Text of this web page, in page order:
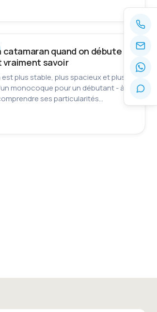
catamaran quand on débute :
vraiment savoir
plus stable, plus spacieux et plus
monocoque pour un débutant - à
ses particularités…